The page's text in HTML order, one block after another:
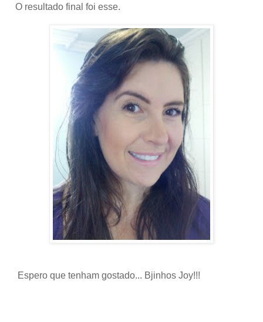
O resultado final foi esse.
Espero que tenham gostado... Bjinhos Joy!!!